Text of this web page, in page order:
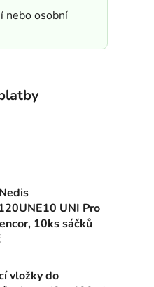
nebo osobní
UNI Pro
10ks sáčků
vložky do